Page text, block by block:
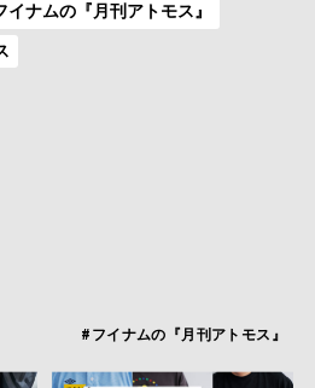
イナムの『月刊アトモス』
#フイナムの『月刊アトモス』